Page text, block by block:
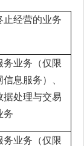
止经营的业务
务业务（仅限
息服务）、
据处理与交易
务
务业务（仅限